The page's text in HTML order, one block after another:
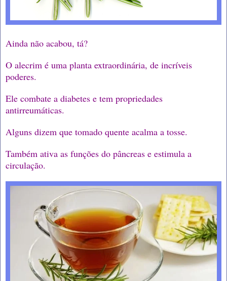
Ainda não acabou, tá?
O alecrim é uma planta extraordinária, de incríveis
poderes.
Ele combate a diabetes e tem propriedades
antirreumáticas.
Alguns dizem que tomado quente acalma a tosse.
Também ativa as funções do pâncreas e estimula a
circulação.